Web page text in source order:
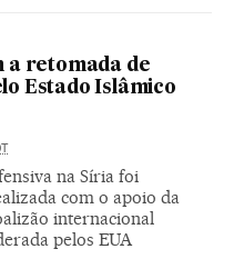
a retomada de
Estado Islâmico
na Síria foi
com o apoio da
internacional
pelos EUA